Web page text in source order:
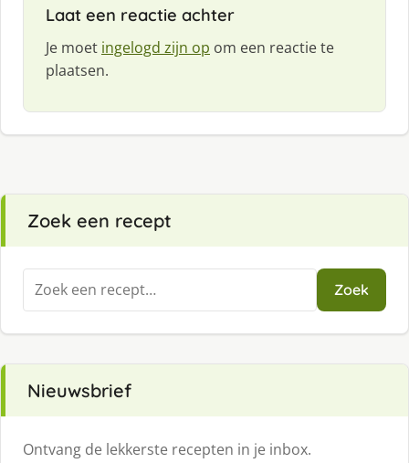
Laat een reactie achter
Je moet ingelogd zijn op om een reactie te
plaatsen.
Zoek een recept
Zoeken
naar:
Zoek
Nieuwsbrief
Ontvang de lekkerste recepten in je inbox.